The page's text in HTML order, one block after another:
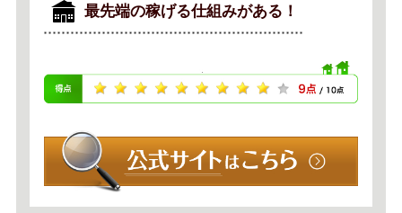
最先端の稼げる仕組みがある！